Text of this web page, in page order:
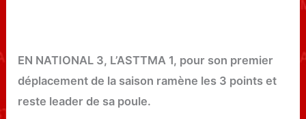
EN NATIONAL 3, L’ASTTMA 1, pour son premier
déplacement de la saison ramène les 3 points et
reste leader de sa poule.